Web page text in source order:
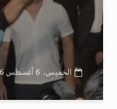
الخميس، 6 أغسطس 2026، 6:46 ص